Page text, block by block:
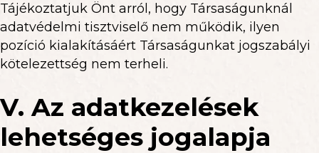
Tájékoztatjuk Önt arról, hogy Társaságunknál
adatvédelmi tisztviselő nem működik, ilyen
pozíció kialakításáért Társaságunkat jogszabályi
kötelezettség nem terheli.
V. Az adatkezelések
lehetséges jogalapja